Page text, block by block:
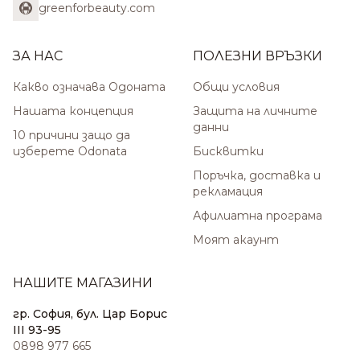
greenforbeauty.com
ЗА НАС
Какво означава Одоната
Нашата концепция
10 причини защо да
изберете Odonata
ПОЛЕЗНИ ВРЪЗКИ
Общи условия
Защита на личните
данни
Бисквитки
Поръчка, доставка и
рекламация
Афилиатна програма
Моят акаунт
НАШИТЕ МАГАЗИНИ
гр. София, бул. Цар Борис
III 93-95
0898 977 665